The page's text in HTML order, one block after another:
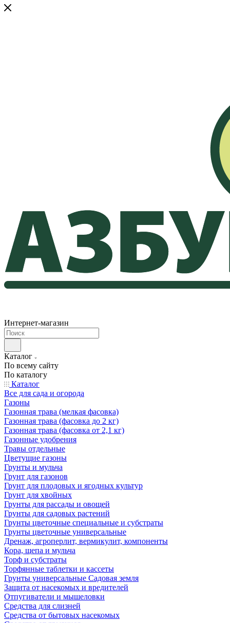
Интернет-магазин
Каталог
По всему сайту
По каталогу
Каталог
Все для сада и огорода
Газоны
Газонная трава (мелкая фасовка)
Газонная трава (фасовка до 2 кг)
Газонная трава (фасовка от 2,1 кг)
Газонные удобрения
Травы отдельные
Цветущие газоны
Грунты и мульча
Грунт для газонов
Грунт для плодовых и ягодных культур
Грунт для хвойных
Грунты для рассады и овощей
Грунты для садовых растений
Грунты цветочные специальные и субстраты
Грунты цветочные универсальные
Дренаж, агроперлит, вермикулит, компоненты
Кора, щепа и мульча
Торф и субстраты
Торфянные таблетки и кассеты
Грунты универсальные Садовая земля
Защита от насекомых и вредителей
Отпугиватели и мышеловки
Средства для слизней
Средства от бытовых насекомых